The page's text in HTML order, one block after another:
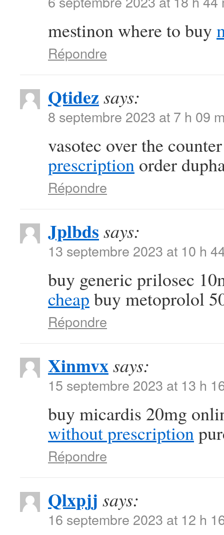
mestinon where to buy
Répondre
Qtidez says:
8 septembre 2023 at 7 h 09
vasotec over the
prescription order
Répondre
Jplbds says:
13 septembre 2023 at 10 h
buy generic prilosec
cheap buy metoprolol
Répondre
Xinmvxsays:
15 septembre 2023 at 13 h
buy micardis 20mg
without prescription
Répondre
Qlxpjj says:
16 septembre 2023 at 12 h